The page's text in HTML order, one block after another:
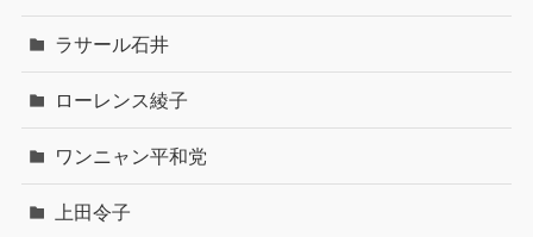
ラサール石井
ローレンス綾子
ワンニャン平和党
上田令子